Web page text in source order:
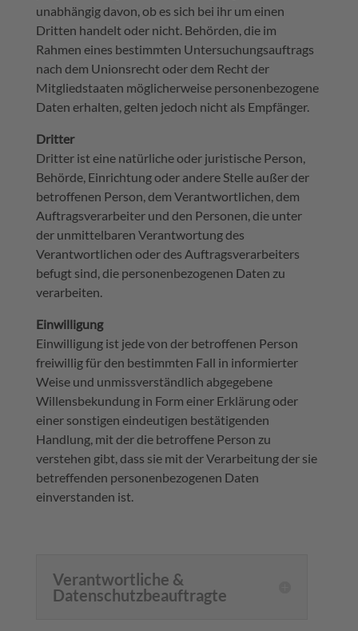
unabhängig davon, ob es sich bei ihr um einen
Dritten handelt oder nicht. Behörden, die im
Rahmen eines bestimmten Untersuchungsauftrags
nach dem Unionsrecht oder dem Recht der
Mitgliedstaaten möglicherweise personenbezogene
Daten erhalten, gelten jedoch nicht als Empfänger.
Dritter
Dritter ist eine natürliche oder juristische Person,
Behörde, Einrichtung oder andere Stelle außer der
betroffenen Person, dem Verantwortlichen, dem
Auftragsverarbeiter und den Personen, die unter
der unmittelbaren Verantwortung des
Verantwortlichen oder des Auftragsverarbeiters
befugt sind, die personenbezogenen Daten zu
verarbeiten.
Einwilligung
Einwilligung ist jede von der betroffenen Person
freiwillig für den bestimmten Fall in informierter
Weise und unmissverständlich abgegebene
Willensbekundung in Form einer Erklärung oder
einer sonstigen eindeutigen bestätigenden
Handlung, mit der die betroffene Person zu
verstehen gibt, dass sie mit der Verarbeitung der sie
betreffenden personenbezogenen Daten
einverstanden ist.
Verantwortliche &
Datenschutzbeauftragte